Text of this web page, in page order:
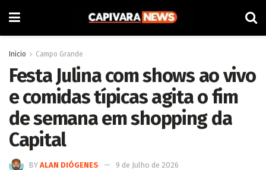
Inicio Campo Grande
Festa Julina com shows ao vivo
e comidas típicas agita o fim
de semana em shopping da
Capital
BY ALAN DIÓGENES 9 de Julho de 2026